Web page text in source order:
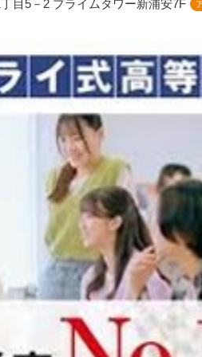
目5－2 プライムタワー新浦安7F